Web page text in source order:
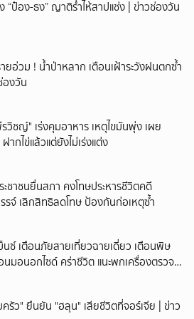
“ป๋อง-ธง” ญาติร่ำไห้สาปแช่ง | ข่าวช่องวัน
ายอ่วม ! น้ำป่าหลาก เตือนเฝ้าระวังฝนตกซ้ำ
องวัน
วิชญ์" เร่งคุมอาหาร เหตุไขมันพุ่ง เผย
ากไข่แล้วแต่ยังไม่เร่งแต่ง
ะชาชนยื่นสภา คงโทษประหารชีวิตคดี
รจ์ เลิกสิทธิลดโทษ ป้องกันก่อเหตุซ้ำ
นซ์ เตือนภัยสายเที่ยวฉายเดี่ยว เตือนพิษ
นมอนอกไซด์ คร่าชีวิต แนะพกเครื่องตรวจ
รัว" ยืนยัน "ฮลุน" เสียชีวิตที่จอร์เจีย | ข่าว